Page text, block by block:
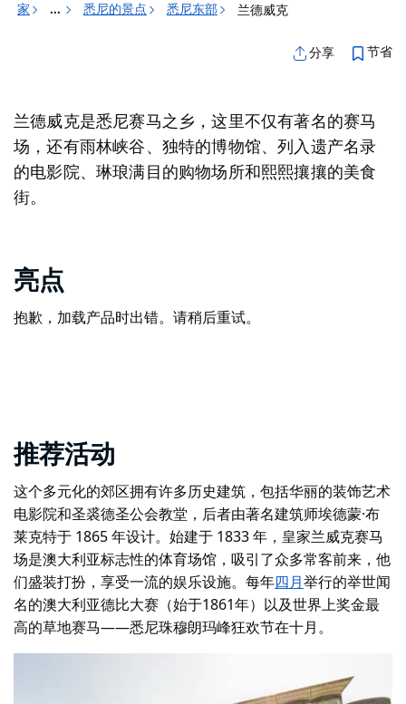
家 ... 悉尼的景点 悉尼东部 兰德威克
分享 节省
兰德威克是悉尼赛马之乡，这里不仅有著名的赛马
场，还有雨林峡谷、独特的博物馆、列入遗产名录
的电影院、琳琅满目的购物场所和熙熙攘攘的美食
街。
亮点
抱歉，加载产品时出错。请稍后重试。
推荐活动
这个多元化的郊区拥有许多历史建筑，包括华丽的装饰艺术
电影院和圣裘德圣公会教堂，后者由著名建筑师埃德蒙·布
莱克特于 1865 年设计。始建于 1833 年， 皇家兰威克赛马
场是澳大利亚标志性的体育场馆，吸引了众多常客前来，他
们盛装打扮，享受一流的娱乐设施。每年四月举行的举世闻
名的澳大利亚德比大赛（始于1861年）以及世界上奖金最
高的草地赛马——悉尼珠穆朗玛峰狂欢节在十月。